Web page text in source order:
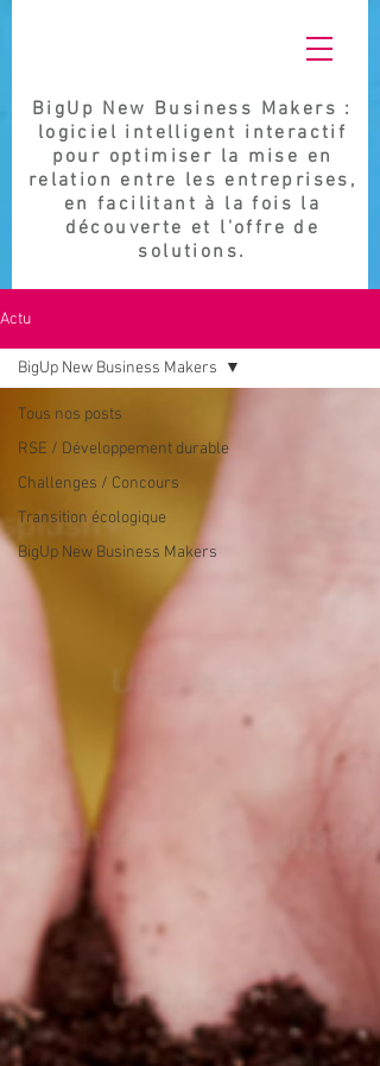
BigUp New Business Makers :
logiciel intelligent interactif
pour optimiser la mise en
relation entre les entreprises,
en facilitant à la fois la
découverte et l'offre de
solutions.
Actu
Tous nos posts
RSE / Développement durable
Challenges / Concours
Transition écologique
BigUp New Business Makers
BigUp New Business Makers